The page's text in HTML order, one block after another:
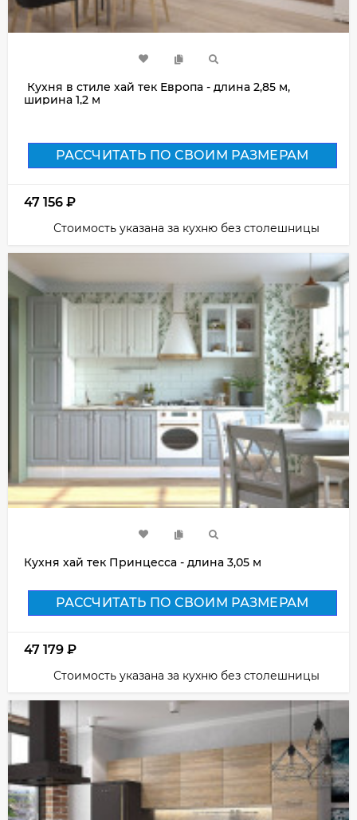
Кухня в стиле хай тек Европа - длина 2,85 м,
ширина 1,2 м
РАССЧИТАТЬ ПО СВОИМ РАЗМЕРАМ
47 156 ₽
Стоимость указана за кухню без столешницы
Кухня хай тек Принцесса - длина 3,05 м
РАССЧИТАТЬ ПО СВОИМ РАЗМЕРАМ
47 179 ₽
Стоимость указана за кухню без столешницы